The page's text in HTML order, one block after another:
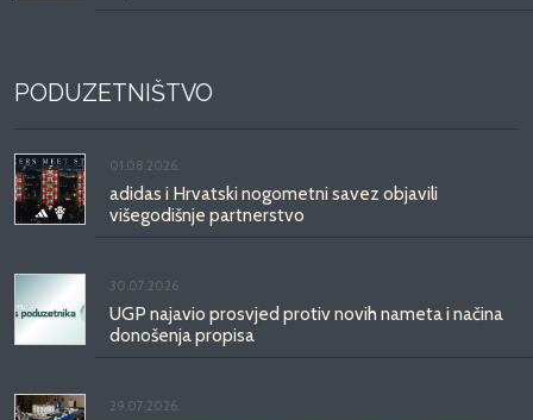
PODUZETNIŠTVO
01.08.2026.
adidas i Hrvatski nogometni savez objavili
višegodišnje partnerstvo
30.07.2026.
UGP najavio prosvjed protiv novih nameta i načina
donošenja propisa
29.07.2026.